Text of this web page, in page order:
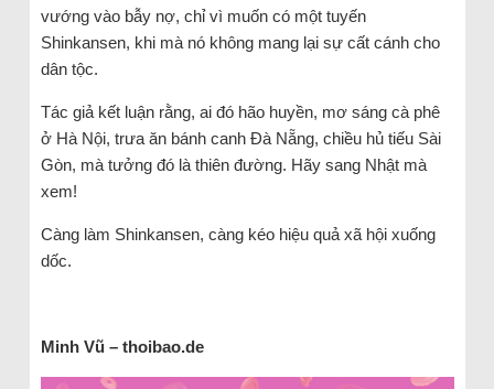
vướng vào bẫy nợ, chỉ vì muốn có một tuyến
Shinkansen, khi mà nó không mang lại sự cất cánh cho
dân tộc.
Tác giả kết luận rằng, ai đó hão huyền, mơ sáng cà phê
ở Hà Nội, trưa ăn bánh canh Đà Nẵng, chiều hủ tiếu Sài
Gòn, mà tưởng đó là thiên đường. Hãy sang Nhật mà
xem!
Càng làm Shinkansen, càng kéo hiệu quả xã hội xuống
dốc.
Minh Vũ – thoibao.de